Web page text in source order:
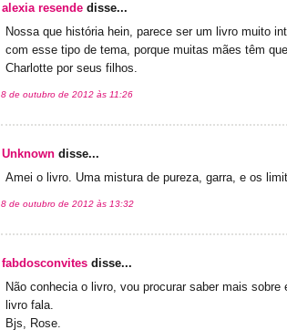
alexia resende disse...
Nossa que história hein, parece ser um livro muito
com esse tipo de tema, porque muitas mães têm
Charlotte por seus filhos.
8 de outubro de 2012 às 11:26
Unknown disse...
Amei o livro. Uma mistura de pureza, garra, e os
8 de outubro de 2012 às 13:32
fabdosconvites disse...
Não conhecia o livro, vou procurar saber mais
livro fala.
Bjs, Rose.